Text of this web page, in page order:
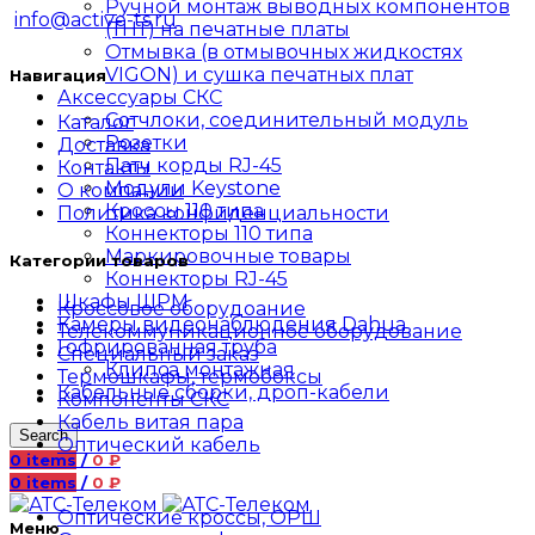
Ручной монтаж выводных компонентов
(ТНТ) на печатные платы
Отмывка (в отмывочных жидкостях
VIGON) и сушка печатных плат
Аксессуары СКС
Сотчлоки, соединительный модуль
Розетки
Патч корды RJ-45
Модули Keystone
Кроссы 110 типа
Коннекторы 110 типа
Маркировочные товары
Коннекторы RJ-45
Шкафы ШРМ
Камеры видеонаблюдения Dahua
Гофрированная труба
Клипса монтажная
Кабельные сборки, дроп-кабели
Search
0 items / 0₽
0 items / 0 ₽
Меню
info@active-ts.ru
Навигация
Каталог
Доставка
Контакты
О компании
Политика конфиденциальности
Категории товаров
Кроссовое оборудоание
Телекоммуникационное оборудование
Специальный заказ
Термошкафы, термобоксы
Компоненты СКС
Кабель витая пара
Оптический кабель
Оптические кроссы, ОРШ